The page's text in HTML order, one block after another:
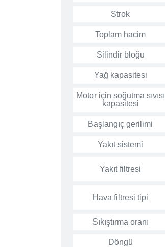
Strok
Toplam hacim
Silindir bloğu
Yağ kapasitesi
Motor için soğutma sıvısı
kapasitesi
Başlangıç gerilimi
Yakıt sistemi
Yakıt filtresi
Hava filtresi tipi
Sıkıştırma oranı
Döngü